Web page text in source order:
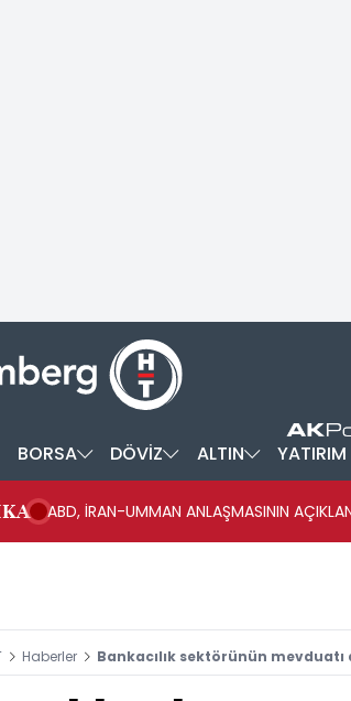
BORSA DÖVİZ ALTIN YATIRIM
ABD, İRAN-UMMAN ANLAŞMASININ
Haberler Bankacılık sektörünün mevduatı